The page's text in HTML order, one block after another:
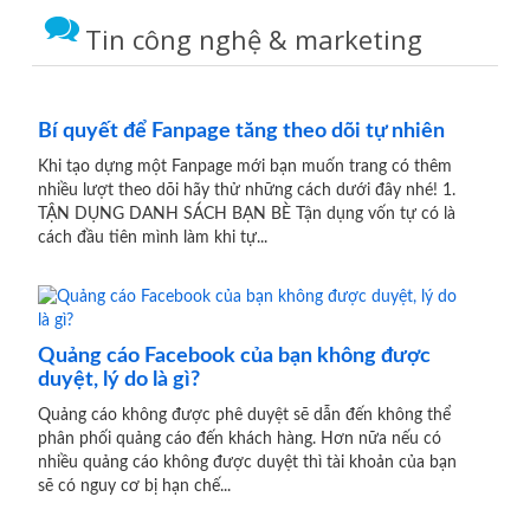
Tin công nghệ & marketing
Bí quyết để Fanpage tăng theo dõi tự nhiên
Khi tạo dựng một Fanpage mới bạn muốn trang có thêm
nhiều lượt theo dõi hãy thử những cách dưới đây nhé! 1.
TẬN DỤNG DANH SÁCH BẠN BÈ Tận dụng vốn tự có là
cách đầu tiên mình làm khi tự...
Quảng cáo Facebook của bạn không được
duyệt, lý do là gì?
Quảng cáo không được phê duyệt sẽ dẫn đến không thể
phân phối quảng cáo đến khách hàng. Hơn nữa nếu có
nhiều quảng cáo không được duyệt thì tài khoản của bạn
sẽ có nguy cơ bị hạn chế...